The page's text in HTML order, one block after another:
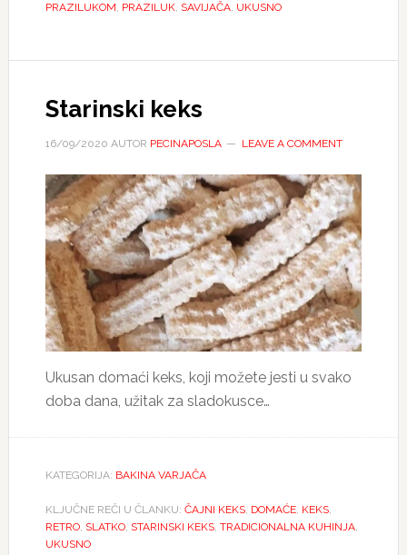
PRAZILUKOM, PRAZILUK, SAVIJAČA, UKUSNO
Starinski keks
16/09/2020 AUTOR PECINAPOSLA LEAVE A COMMENT
Ukusan domaći keks, koji možete jesti u svako
doba dana, užitak za sladokusce…
KATEGORIJA: BAKINA VARJAČA
KLJUČNE REČI U ČLANKU: ČAJNI KEKS, DOMAĆE, KEKS,
RETRO, SLATKO, STARINSKI KEKS, TRADICIONALNA KUHINJA,
UKUSNO